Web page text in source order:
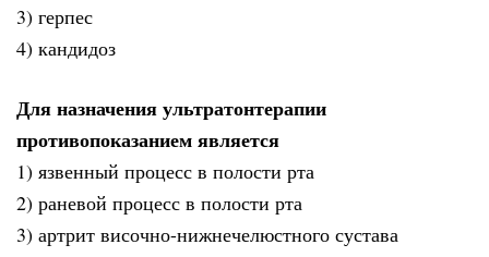
3) герпес
4) кандидоз
Для назначения ультратонтерапии
противопоказанием является
1) язвенный процесс в полости рта
2) раневой процесс в полости рта
3) артрит височно-нижнечелюстного сустава